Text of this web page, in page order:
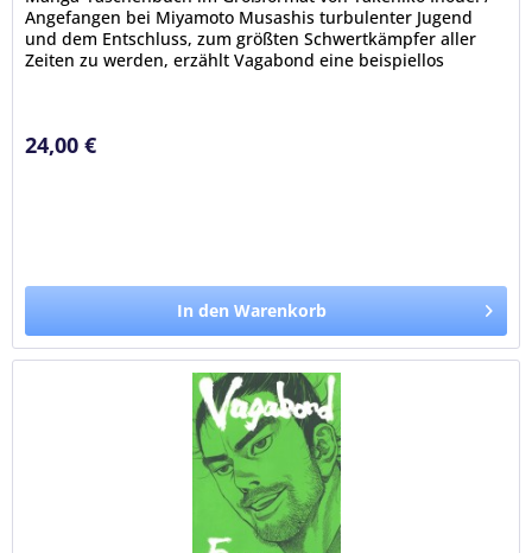
Angefangen bei Miyamoto Musashis turbulenter Jugend
und dem Entschluss, zum größten Schwertkämpfer aller
Zeiten zu werden, erzählt Vagabond eine beispiellos
24,00 €
In den Warenkorb